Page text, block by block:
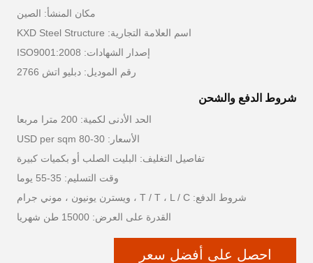
مكان المنشأ: الصين
اسم العلامة التجارية: KXD Steel Structure
إصدار الشهادات: ISO9001:2008
رقم الموديل: دبليو اتش 2766
شروط الدفع والشحن
الحد الأدنى لكمية: 200 مترا مربعا
الأسعار: 30-80 USD per sqm
تفاصيل التغليف: البليت الصلب أو بكميات كبيرة
وقت التسليم: 35-55 يوما
شروط الدفع: T / T ، L / C ، ويسترن يونيون ، موني جرام
القدرة على العرض: 15000 طن شهريا
احصل على أفضل سعر